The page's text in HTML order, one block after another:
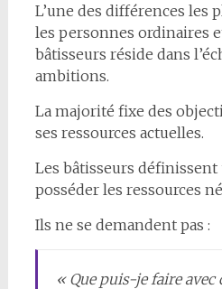
L’une des différences les
les personnes ordinaires
bâtisseurs réside dans
ambitions.
La majorité fixe des
ses ressources actuelles.
Les bâtisseurs
posséder les ressources
Ils ne se demandent pas :
« Que puis-je faire avec